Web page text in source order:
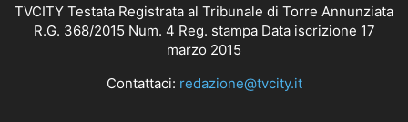
TVCITY Testata Registrata al Tribunale di Torre Annunziata
R.G. 368/2015 Num. 4 Reg. stampa Data iscrizione 17
marzo 2015
Contattaci: redazione@tvcity.it